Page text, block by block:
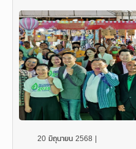
20 มิถุนายน 2568 |